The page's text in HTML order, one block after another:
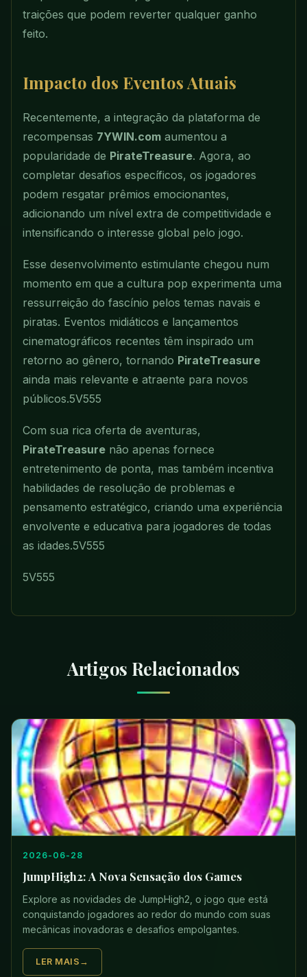
traições que podem reverter qualquer ganho
feito.
Impacto dos Eventos Atuais
Recentemente, a integração da plataforma de
recompensas 7YWIN.com aumentou a
popularidade de PirateTreasure. Agora, ao
completar desafios específicos, os jogadores
podem resgatar prêmios emocionantes,
adicionando um nível extra de competitividade e
intensificando o interesse global pelo jogo.
Esse desenvolvimento estimulante chegou num
momento em que a cultura pop experimenta uma
ressurreição do fascínio pelos temas navais e
piratas. Eventos midiáticos e lançamentos
cinematográficos recentes têm inspirado um
retorno ao gênero, tornando PirateTreasure
ainda mais relevante e atraente para novos
públicos.5V555
Com sua rica oferta de aventuras,
PirateTreasure não apenas fornece
entretenimento de ponta, mas também incentiva
habilidades de resolução de problemas e
pensamento estratégico, criando uma experiência
envolvente e educativa para jogadores de todas
as idades.5V555
5V555
Artigos Relacionados
2026-06-28
JumpHigh2: A Nova Sensação dos Games
Explore as novidades de JumpHigh2, o jogo que está
conquistando jogadores ao redor do mundo com suas
mecânicas inovadoras e desafios empolgantes.
LER MAIS